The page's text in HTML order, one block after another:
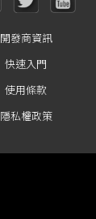
開發商資訊
快速入門
使用條款
隱私權政策